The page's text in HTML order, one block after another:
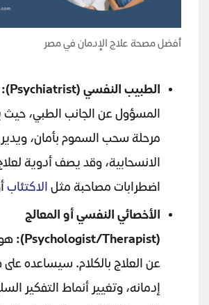
أفضل مصحة علاج الإدمان في مصر
الطبيب النفسي (Psychiatrist):
المسؤول عن الجانب الطبي،
مرحلة سحب السموم بأمان،
الانسحابية، وقد يصف أدوية
اضطرابات مصاحبة مثل الاكتئاب
الأخصائي النفسي أو المعالج
(Psychologist/Therapist):
عن العلاج بالكلام. سيساعده
إدمانه، وتغيير أنماط التفكير